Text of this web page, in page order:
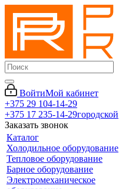
ВойтиМой кабинет
+375 29 104-14-29
+375 17 235-14-29городской
Заказать звонок
Каталог
Холодильное оборудование
Тепловое оборудование
Барное оборудование
Электромеханическое